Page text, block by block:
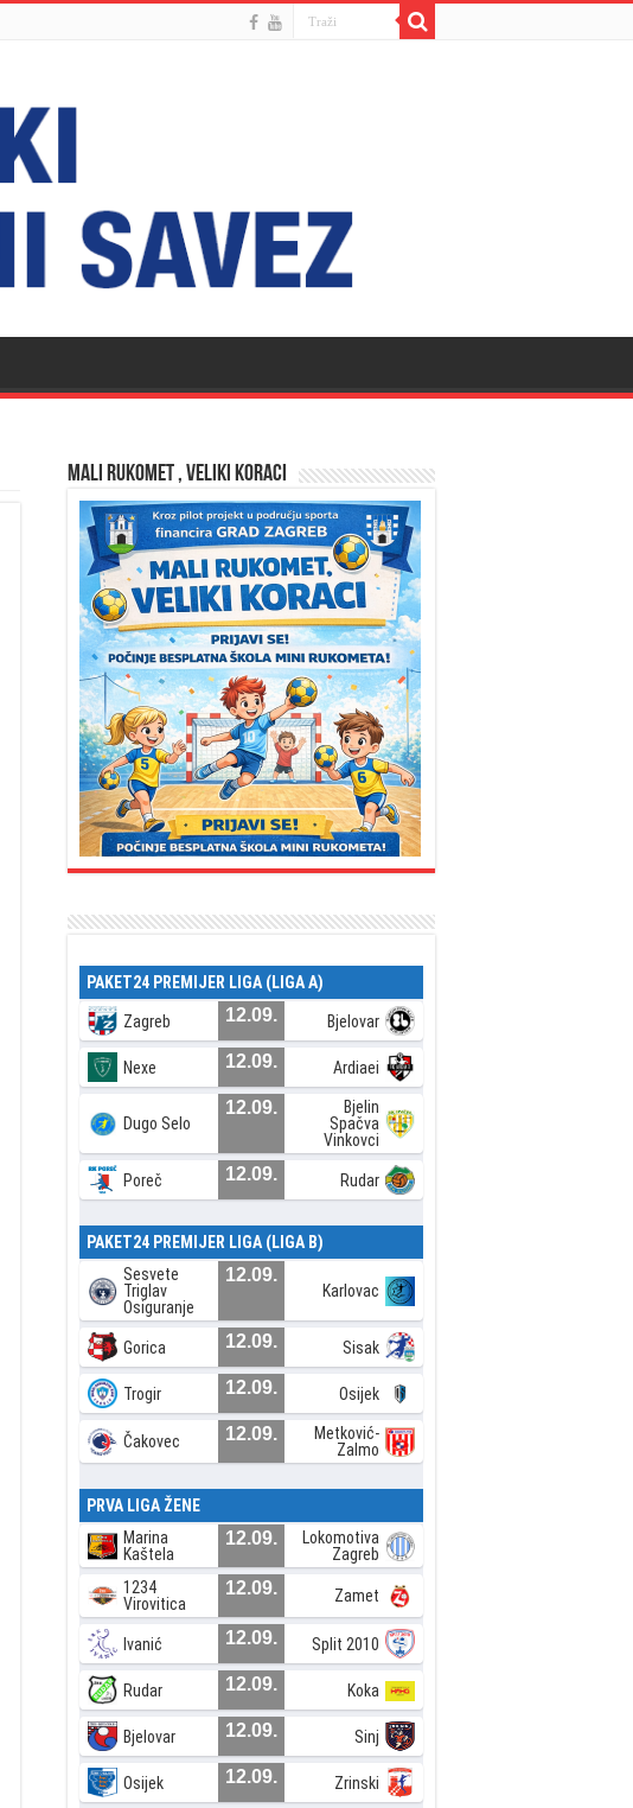
MALI RUKOMET , VELIKI KORACI
PAKET24 PREMIJER LIGA (LIGA A)
Zagreb 12.09. Bjelovar
Nexe 12.09. Ardiaei
Dugo Selo
12.09.
Bjelin
Spačva
Vinkovci
Poreč 12.09. Rudar
PAKET24 PREMIJER LIGA (LIGA B)
Sesvete
Triglav
Osiguranje
12.09.
Karlovac
Gorica 12.09. Sisak
Trogir 12.09. Osijek
Čakovec 12.09.
Metković-
Zalmo
PRVA LIGA ŽENE
Marina
Kaštela
12.09.
Lokomotiva
Zagreb
1234
Virovitica
12.09. Zamet
Ivanić 12.09. Split 2010
Rudar 12.09. Koka
Bjelovar 12.09. Sinj
Osijek 12.09. Zrinski